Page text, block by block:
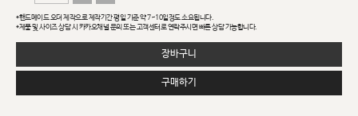
*핸드메이드 오더 제작으로 제작기간 평일 기준 약 7~10일정도 소요됩니다.
*제품 및 사이즈 상담 시 카카오채널 문의 또는 고객센터로 연락주시면 빠른 상담 가능합니다.
장바구니
구매하기